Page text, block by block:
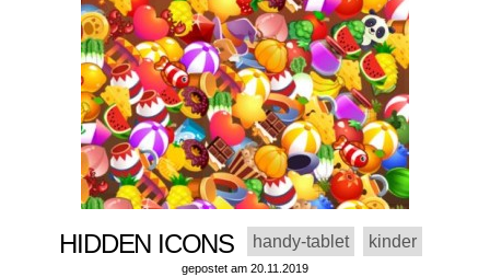
HIDDEN ICONS handy-tablet kinder
gepostet am 20.11.2019